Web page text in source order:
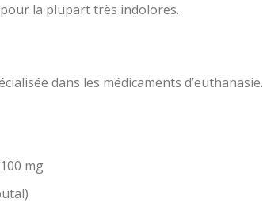
la plupart très indolores.
dans les médicaments d’euthanasie.
mg